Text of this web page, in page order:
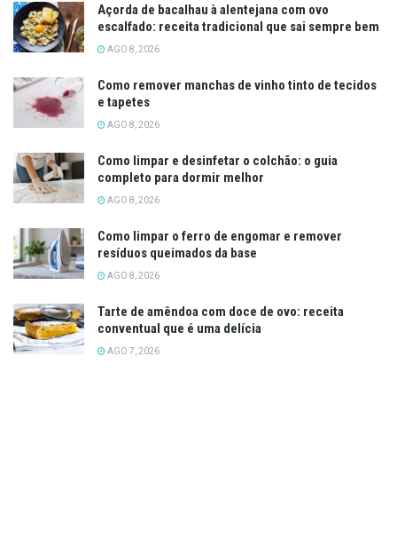
Açorda de bacalhau à alentejana com ovo
escalfado: receita tradicional que sai sempre bem
AGO 8, 2026
Como remover manchas de vinho tinto de tecidos
e tapetes
AGO 8, 2026
Como limpar e desinfetar o colchão: o guia
completo para dormir melhor
AGO 8, 2026
Como limpar o ferro de engomar e remover
resíduos queimados da base
AGO 8, 2026
Tarte de amêndoa com doce de ovo: receita
conventual que é uma delícia
AGO 7, 2026